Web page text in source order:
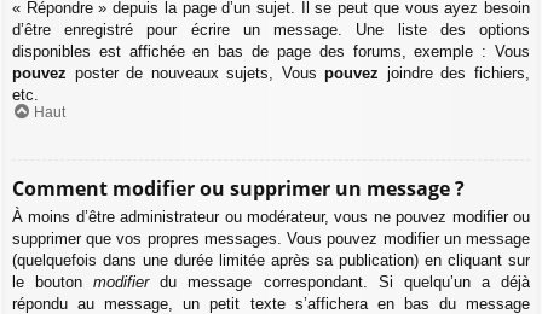
« Répondre » depuis la page d’un sujet. Il se peut que vous ayez besoin
d’être enregistré pour écrire un message. Une liste des options
disponibles est affichée en bas de page des forums, exemple : Vous
pouvez poster de nouveaux sujets, Vouspouvez joindre des fichiers,
etc.
Haut
Comment modifier ou supprimer un message ?
À moins d’être administrateur ou modérateur, vous ne pouvez modifier ou
supprimer que vos propres messages. Vous pouvez modifier un message
(quelquefois dans une durée limitée après sa publication) en cliquant sur
le boutonmodifierdu message correspondant. Si quelqu’un a déjà
répondu au message, un petit texte s’affichera en bas du message